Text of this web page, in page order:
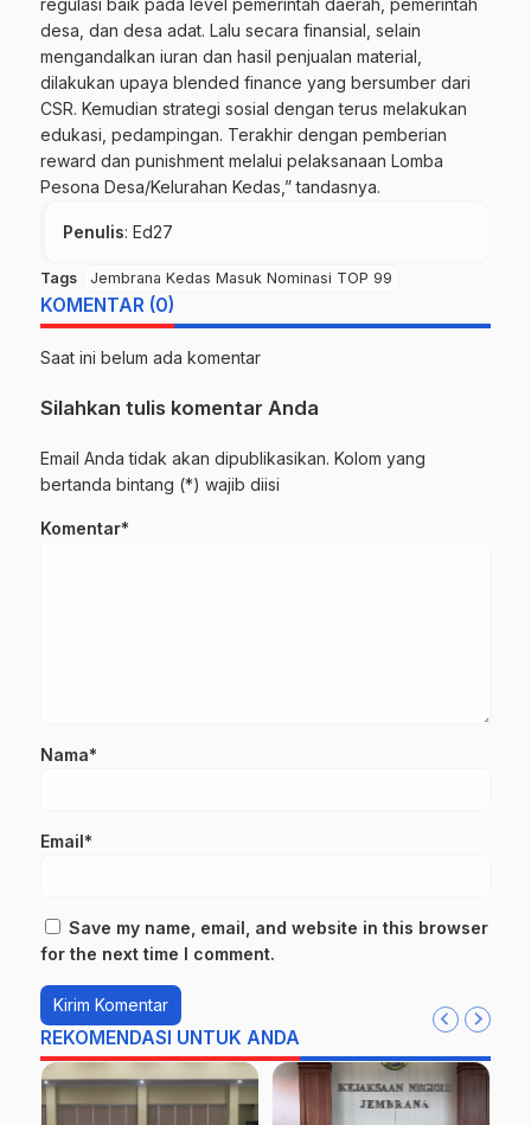
desa, dan desa adat. Lalu secara finansial, selain
mengandalkan iuran dan hasil penjualan material,
dilakukan upaya blended finance yang bersumber dari
CSR. Kemudian strategi sosial dengan terus melakukan
edukasi, pedampingan. Terakhir dengan pemberian
reward dan punishment melalui pelaksanaan Lomba
Pesona Desa/Kelurahan Kedas,” tandasnya.
Penulis: Ed27
Tags Jembrana Kedas Masuk Nominasi TOP 99
KOMENTAR (0)
Saat ini belum ada komentar
Silahkan tulis komentar Anda
Email Anda tidak akan dipublikasikan. Kolom yang
bertanda bintang (*) wajib diisi
Komentar*
Nama*
Email*
Save my name, email, and website in this browser
for the next time I comment.
REKOMENDASI UNTUK ANDA